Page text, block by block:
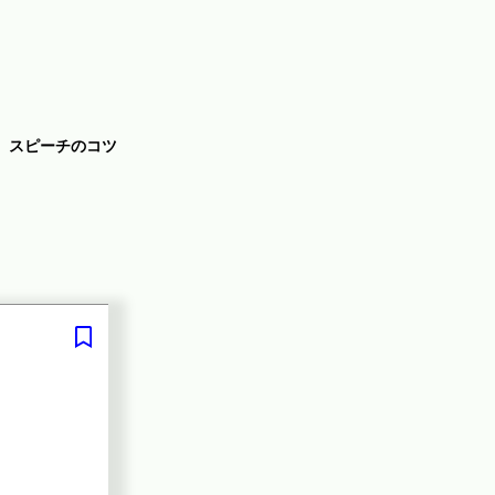
スピーチのコツ